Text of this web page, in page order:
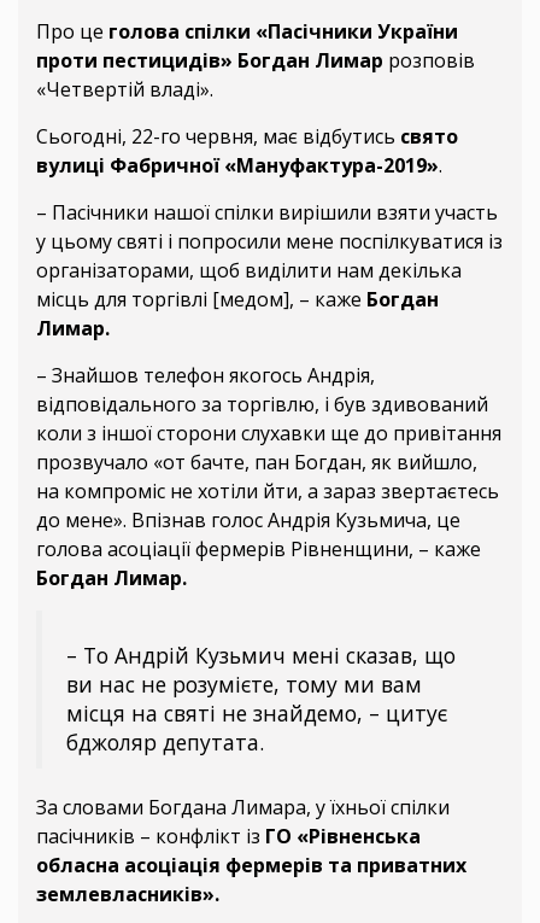
Про це голова спілки «Пасічники України
проти пестицидів» Богдан Лимар розповів
«Четвертій владі».
Сьогодні, 22-го червня, має відбутись свято
вулиці Фабричної «Мануфактура-2019».
– Пасічники нашої спілки вирішили взяти участь
у цьому святі і попросили мене поспілкуватися із
організаторами, щоб виділити нам декілька
місць для торгівлі [медом], – каже Богдан
Лимар.
– Знайшов телефон якогось Андрія,
відповідального за торгівлю, і був здивований
коли з іншої сторони слухавки ще до привітання
прозвучало «от бачте, пан Богдан, як вийшло,
на компроміс не хотіли йти, а зараз звертаєтесь
до мене». Впізнав голос Андрія Кузьмича, це
голова асоціації фермерів Рівненщини, – каже
Богдан Лимар.
– То Андрій Кузьмич мені сказав, що
ви нас не розумієте, тому ми вам
місця на святі не знайдемо, – цитує
бджоляр депутата.
За словами Богдана Лимара, у їхньої спілки
пасічників – конфлікт із ГО «Рівненська
обласна асоціація фермерів та приватних
землевласників».